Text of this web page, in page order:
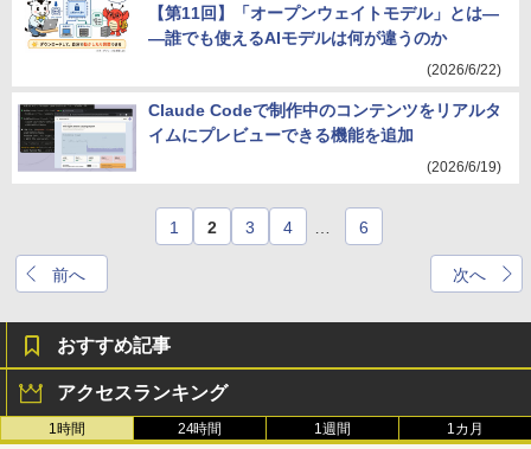
【第11回】「オープンウェイトモデル」とは―
―誰でも使えるAIモデルは何が違うのか
(2026/6/22)
Claude Codeで制作中のコンテンツをリアルタ
イムにプレビューできる機能を追加
(2026/6/19)
前へ
1 2 3 4 6
次へ
おすすめ記事
アクセスランキング
1時間 24時間 1週間 1カ月